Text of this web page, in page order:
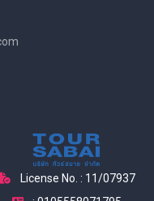
License No. : 11/07937